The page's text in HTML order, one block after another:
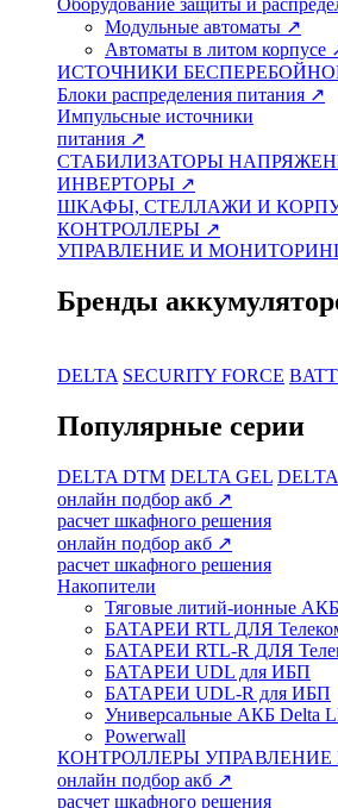
Оборудование защиты и
Модульные автоматы ↗
Автоматы в литом корпусе
ИСТОЧНИКИ
Блоки распределения питания ↗
Импульсные источники
питания ↗
СТАБИЛИЗАТОРЫ
ИНВЕРТОРЫ ↗
ШКАФЫ, СТЕЛЛАЖИ И
КОНТРОЛЛЕРЫ ↗
УПРАВЛЕНИЕ И
Бренды
DELTA SECURITY FORCE
Популярные серии
DELTA DTM DELTA GEL
онлайн подбор акб ↗
расчет шкафного решения
онлайн подбор акб ↗
расчет шкафного решения
Накопители
Тяговые литий-ионные АКБ
БАТАРЕИ RTL ДЛЯ
БАТАРЕИ RTL-R ДЛЯ
БАТАРЕИ UDL для ИБП
БАТАРЕИ UDL-R для ИБП
Универсальные АКБ Delta
Powerwall
КОНТРОЛЛЕРЫ
онлайн подбор акб ↗
расчет шкафного решения